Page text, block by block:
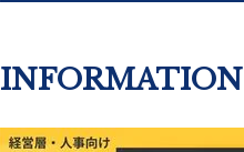
INFORMATION